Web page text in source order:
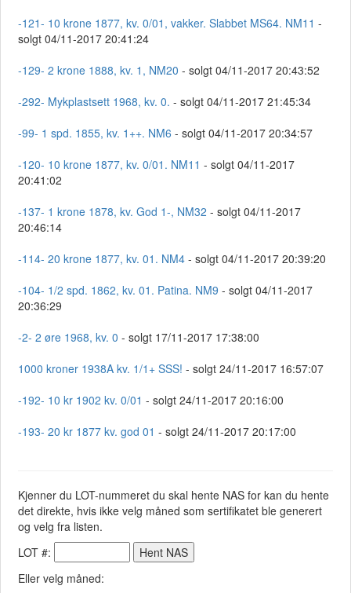
-121- 10 krone 1877, kv. 0/01, vakker. Slabbet MS64. NM11 -
solgt 04/11-2017 20:41:24
-129- 2 krone 1888, kv. 1, NM20 - solgt 04/11-2017 20:43:52
-292- Mykplastsett 1968, kv. 0. - solgt 04/11-2017 21:45:34
-99- 1 spd. 1855, kv. 1++. NM6 - solgt 04/11-2017 20:34:57
-120- 10 krone 1877, kv. 0/01. NM11 - solgt 04/11-2017
20:41:02
-137- 1 krone 1878, kv. God 1-, NM32 - solgt 04/11-2017
20:46:14
-114- 20 krone 1877, kv. 01. NM4 - solgt 04/11-2017 20:39:20
-104- 1/2 spd. 1862, kv. 01. Patina. NM9 - solgt 04/11-2017
20:36:29
-2- 2 øre 1968, kv. 0 - solgt 17/11-2017 17:38:00
1000 kroner 1938A kv. 1/1+ SSS! - solgt 24/11-2017 16:57:07
-192- 10 kr 1902 kv. 0/01 - solgt 24/11-2017 20:16:00
-193- 20 kr 1877 kv. god 01 - solgt 24/11-2017 20:17:00
Kjenner du LOT-nummeret du skal hente NAS for kan du hente
det direkte, hvis ikke velg måned som sertifikatet ble generert
og velg fra listen.
LOT #:
Eller velg måned: